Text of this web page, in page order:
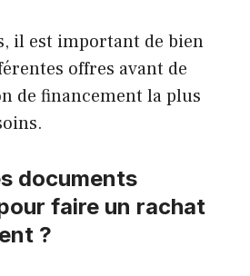
il est important de bien
offres avant de
de financement la plus
documents
faire un rachat
?